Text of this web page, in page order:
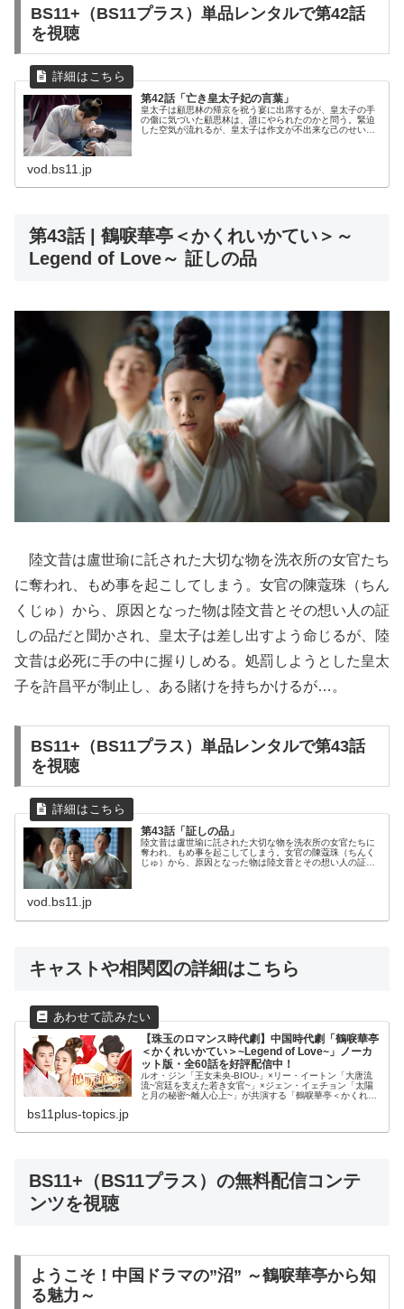
BS11+（BS11プラス）単品レンタルで第42話
を視聴
第42話「亡き皇太子妃の言葉」
皇太子は顧思林の帰京を祝う宴に出席するが、皇太子の手
の傷に気づいた顧思林は、誰にやられたのかと問う。緊迫
した空気が流れるが、皇太子は作文が不出来な己のせいだ
vod.bs11.jp
第43話 | 鶴唳華亭＜かくれいかてい＞～
Legend of Love～ 証しの品
陸文昔は盧世瑜に託された大切な物を洗衣所の女官たち
に奪われ、もめ事を起こしてしまう。女官の陳蔻珠（ちん
くじゅ）から、原因となった物は陸文昔とその想い人の証
しの品だと聞かされ、皇太子は差し出すよう命じるが、陸
文昔は必死に手の中に握りしめる。処罰しようとした皇太
子を許昌平が制止し、ある賭けを持ちかけるが…。
BS11+（BS11プラス）単品レンタルで第43話
を視聴
第43話「証しの品」
陸文昔は盧世瑜に託された大切な物を洗衣所の女官たちに
奪われ、もめ事を起こしてしまう。女官の陳蔻珠（ちんく
じゅ）から、原因となった物は陸文昔とその想い人の証し
vod.bs11.jp
キャストや相関図の詳細はこちら
【珠玉のロマンス時代劇】中国時代劇「鶴唳華亭
＜かくれいかてい＞~Legend of Love~」ノーカ
ット版・全60話を好評配信中！
ルオ・ジン「王女未央-BIOU-」×リー・イートン「大唐流
流~宮廷を支えた若き女官~」×ジェン・イェチョン「太陽
と月の秘密~離人心上~」が共演する「鶴唳華亭＜かくれい
bs11plus-topics.jp
BS11+（BS11プラス）の無料配信コンテ
ンツを視聴
ようこそ！中国ドラマの”沼” ～鶴唳華亭から知
る魅力～